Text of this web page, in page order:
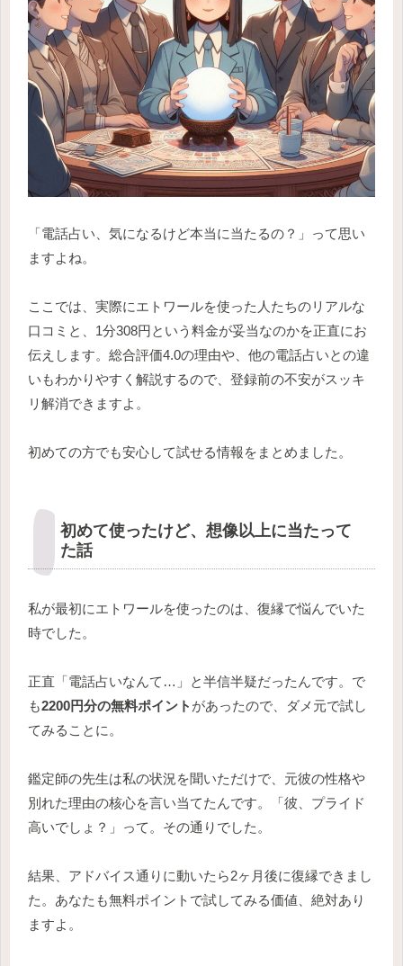
「電話占い、気になるけど本当に当たるの？」って思い
ますよね。
ここでは、実際にエトワールを使った人たちのリアルな
口コミと、1分308円という料金が妥当なのかを正直にお
伝えします。総合評価4.0の理由や、他の電話占いとの違
いもわかりやすく解説するので、登録前の不安がスッキ
リ解消できますよ。
初めての方でも安心して試せる情報をまとめました。
初めて使ったけど、想像以上に当たって
た話
私が最初にエトワールを使ったのは、復縁で悩んでいた
時でした。
正直「電話占いなんて…」と半信半疑だったんです。で
も2200円分の無料ポイント があったので、ダメ元で試し
てみることに。
鑑定師の先生は私の状況を聞いただけで、元彼の性格や
別れた理由の核心を言い当てたんです。「彼、プライド
高いでしょ？」って。その通りでした。
結果、アドバイス通りに動いたら2ヶ月後に復縁できまし
た。あなたも無料ポイントで試してみる価値、絶対あり
ますよ。